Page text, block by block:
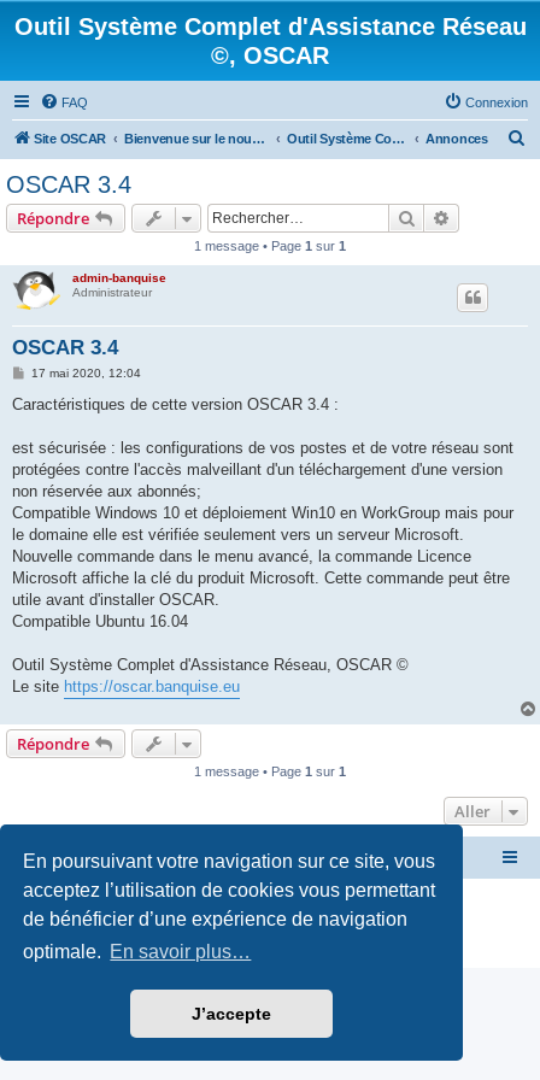
En poursuivant votre navigation sur ce site, vous
acceptez l’utilisation de cookies vous permettant
de bénéficier d’une expérience de navigation
optimale. En savoir plus…
J’accepte
Outil Système Complet d'Assistance Réseau
©, OSCAR
FAQ Connexion
Site OSCAR Bienvenue sur le nouveau forum OSCAR Outil Système Complet d'Assistance Réseau ©, OSCAR Annonces
OSCAR 3.4
Répondre Rechercher
1 message • Page 1 sur 1
admin-banquise
Administrateur
OSCAR 3.4
M
s
g
17 mai 2020, 12:04
Caractéristiques de cette version OSCAR 3.4 :
est sécurisée : les configurations de vos postes et de votre réseau sont
protégées contre l'accès malveillant d'un téléchargement d'une version
non réservée aux abonnés;
Compatible Windows 10 et déploiement Win10 en WorkGroup mais pour
le domaine elle est vérifiée seulement vers un serveur Microsoft.
Nouvelle commande dans le menu avancé, la commande Licence
Microsoft affiche la clé du produit Microsoft. Cette commande peut être
utile avant d'installer OSCAR.
Compatible Ubuntu 16.04
Outil Système Complet d'Assistance Réseau, OSCAR ©
Le site https://oscar.banquise.eu
Répondre
1 message • Page 1 sur 1
Aller
Site OSCAR Bienvenue sur le nouveau forum OSCAR
Développé parphpBB® Forum Software © phpBB Limited
Traduction française officielle© Miles Cellar
Confidentialité